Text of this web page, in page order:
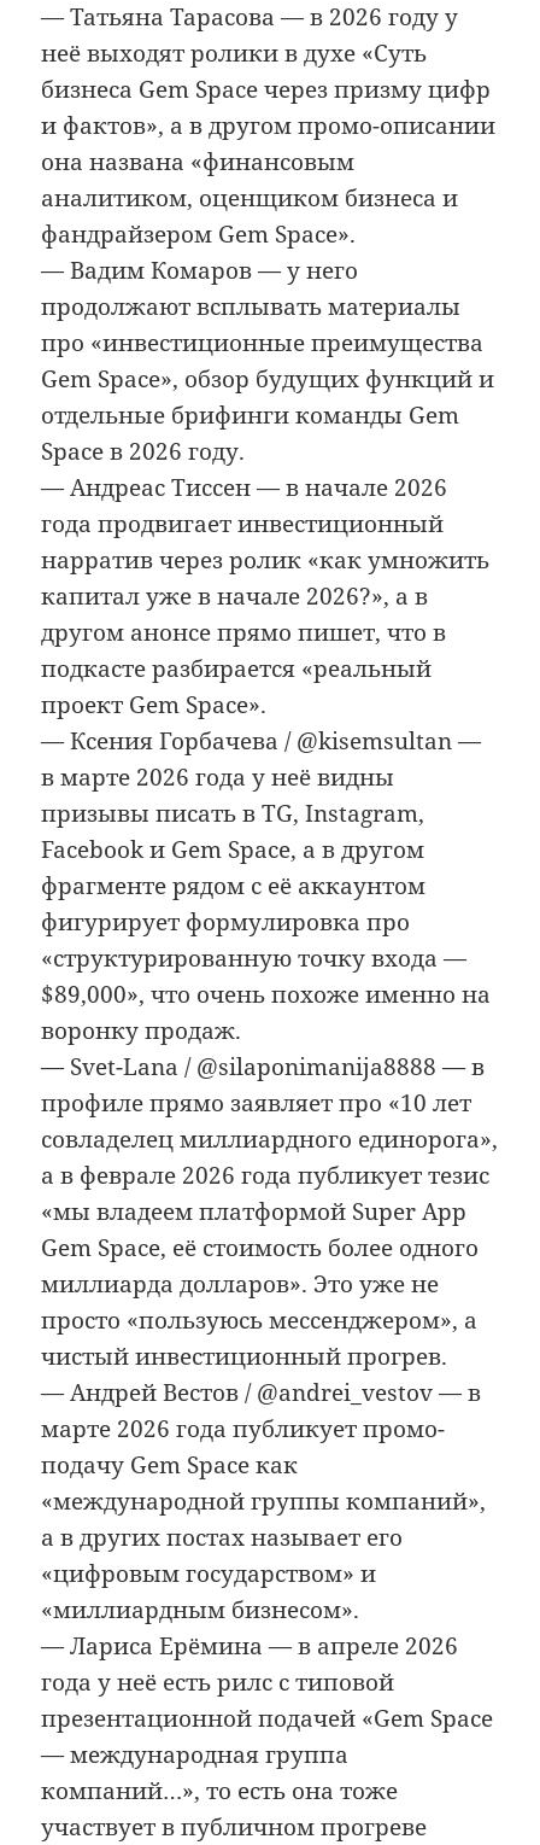
— Татьяна Тарасова — в 2026 году у
неё выходят ролики в духе «Суть
бизнеса Gem Space через призму цифр
и фактов», а в другом промо-описании
она названа «финансовым
аналитиком, оценщиком бизнеса и
фандрайзером Gem Space».
— Вадим Комаров — у него
продолжают всплывать материалы
про «инвестиционные преимущества
Gem Space», обзор будущих функций и
отдельные брифинги команды Gem
Space в 2026 году.
— Андреас Тиссен — в начале 2026
года продвигает инвестиционный
нарратив через ролик «как умножить
капитал уже в начале 2026?», а в
другом анонсе прямо пишет, что в
подкасте разбирается «реальный
проект Gem Space».
— Ксения Горбачева / @kisemsultan —
в марте 2026 года у неё видны
призывы писать в TG, Instagram,
Facebook и Gem Space, а в другом
фрагменте рядом с её аккаунтом
фигурирует формулировка про
«структурированную точку входа —
$89,000», что очень похоже именно на
воронку продаж.
— Svet-Lana / @silaponimanija8888 — в
профиле прямо заявляет про «10 лет
совладелец миллиардного единорога»,
а в феврале 2026 года публикует тезис
«мы владеем платформой Super App
Gem Space, её стоимость более одного
миллиарда долларов». Это уже не
просто «пользуюсь мессенджером», а
чистый инвестиционный прогрев.
— Андрей Вестов / @andrei_vestov — в
марте 2026 года публикует промо-
подачу Gem Space как
«международной группы компаний»,
а в других постах называет его
«цифровым государством» и
«миллиардным бизнесом».
— Лариса Ерёмина — в апреле 2026
года у неё есть рилс с типовой
презентационной подачей «Gem Space
— международная группа
компаний…», то есть она тоже
участвует в публичном прогреве